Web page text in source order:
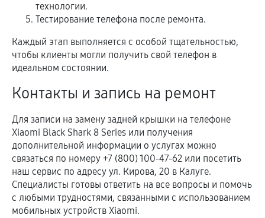
технологии.
Тестирование телефона после ремонта.
Каждый этап выполняется с особой тщательностью,
чтобы клиенты могли получить свой телефон в
идеальном состоянии.
Контакты и запись на ремонт
Для записи на замену задней крышки на телефоне
Xiaomi Black Shark 8 Series или получения
дополнительной информации о услугах можно
связаться по номеру +7 (800) 100-47-62 или посетить
наш сервис по адресу ул. Кирова, 20 в Калуге.
Специалисты готовы ответить на все вопросы и помочь
с любыми трудностями, связанными с использованием
мобильных устройств Xiaomi.